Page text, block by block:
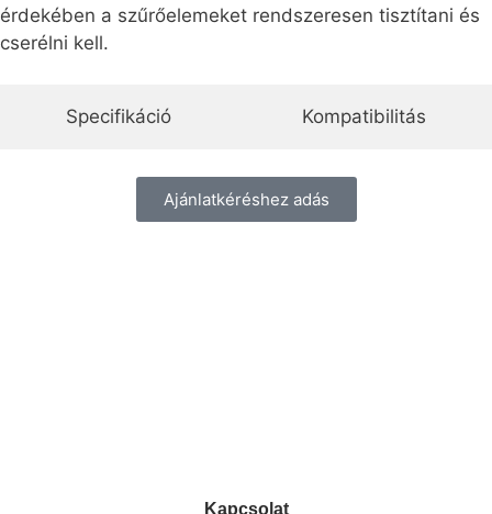
érdekében a szűrőelemeket rendszeresen tisztítani és
cserélni kell.
Specifikáció Kompatibilitás
Ajánlatkéréshez adás
Kapcsolat